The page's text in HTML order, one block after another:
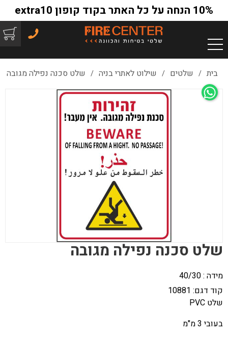
10% הנחה על כל האתר בקוד קופון extra10
בית / שלטים / שילוט לאתרי בניה / שלט סכנה נפילה מגובה
שלט סכנה נפילה מגובה
מידה : 40/30
קוד דגם: 10881
שלט PVC
בעובי 3 מ"מ